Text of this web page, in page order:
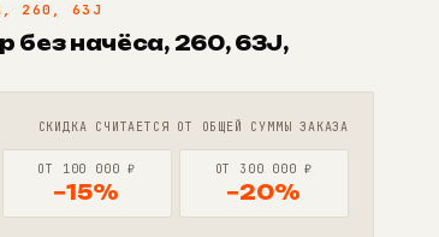
260, 63J
без начёса, 260, 63J,
СКИДКА СЧИТАЕТСЯ ОТ ОБЩЕЙ СУММЫ ЗАКАЗА
ОТ 100 000 ₽
−15%
ОТ 300 000 ₽
−20%